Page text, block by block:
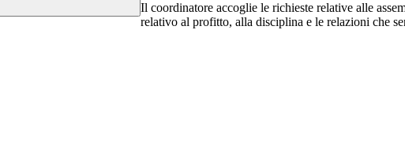
Il coordinatore accoglie le richieste relative alle
relativo al profitto, alla disciplina e le relazioni che